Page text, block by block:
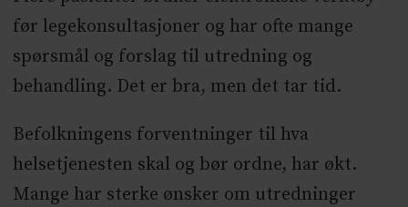
før legekonsultasjoner og har ofte mange
spørsmål og forslag til utredning og
behandling. Det er bra, men det tar tid.
Befolkningens forventninger til hva
helsetjenesten skal og bør ordne, har økt.
Mange har sterke ønsker om utredninger